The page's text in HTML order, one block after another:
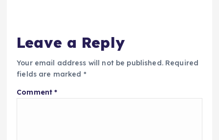
Leave a Reply
Your email address will not be published. Required
fields are marked *
Comment*